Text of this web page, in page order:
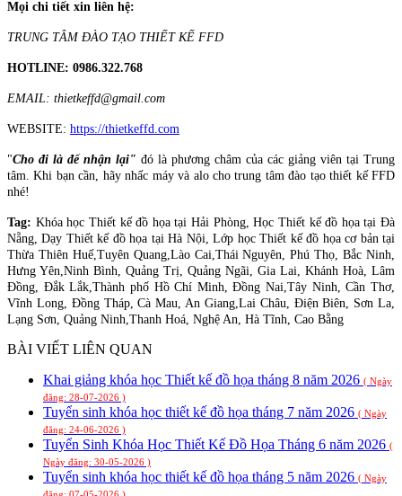
Mọi chi tiết xin liên hệ:
TRUNG TÂM ĐÀO TẠO THIẾT KẾ FFD
HOTLINE: 0986.322.768
EMAIL: thietkeffd@gmail.com
WEBSITE: https://thietkeffd.com
"Cho đi là để nhận lại" đó là phương châm của các giảng viên tại Trung
tâm. Khi bạn cần, hãy nhấc máy và alo cho trung tâm đào tạo thiết kế FFD
nhé!
Tag: Khóa học Thiết kế đồ họa tại Hải Phòng, Học Thiết kế đồ họa tại Đà
Nẵng, Dạy Thiết kế đồ họa tại Hà Nội, Lớp học Thiết kế đồ họa cơ bản tại
Thừa Thiên Huế,Tuyên Quang,Lào Cai,Thái Nguyên, Phú Thọ, Bắc Ninh,
Hưng Yên,Ninh Bình, Quảng Trị, Quảng Ngãi, Gia Lai, Khánh Hoà, Lâm
Đồng, Đắk Lắk,Thành phố Hồ Chí Minh, Đồng Nai,Tây Ninh, Cần Thơ,
Vĩnh Long, Đồng Tháp, Cà Mau, An Giang,Lai Châu, Điện Biên, Sơn La,
Lạng Sơn, Quảng Ninh,Thanh Hoá, Nghệ An, Hà Tĩnh, Cao Bằng
BÀI VIẾT LIÊN QUAN
Khai giảng khóa học Thiết kế đồ họa tháng 8 năm 2026 ( Ngày
đăng: 28-07-2026 )
Tuyển sinh khóa học thiết kế đồ họa tháng 7 năm 2026 ( Ngày
đăng: 24-06-2026 )
Tuyển Sinh Khóa Học Thiết Kế Đồ Họa Tháng 6 năm 2026 (
Ngày đăng: 30-05-2026 )
Tuyển sinh khóa học thiết kế đồ họa tháng 5 năm 2026 ( Ngày